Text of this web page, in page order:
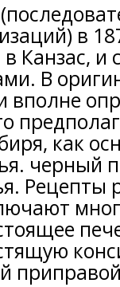
в
Канзас, и
В
вполне
как
черный
Рецепты